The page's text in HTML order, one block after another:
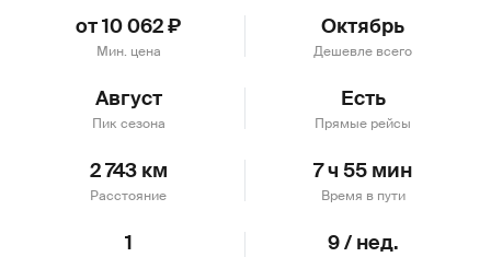
от 10 062 ₽
Мин. цена
Октябрь
Дешевле всего
Август
Пик сезона
Есть
Прямые рейсы
2 743 км
Расстояние
7 ч 55 мин
Время в пути
1 9 / нед.